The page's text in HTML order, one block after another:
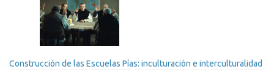
Construcción de las Escuelas Pías: inculturación e interculturalidad